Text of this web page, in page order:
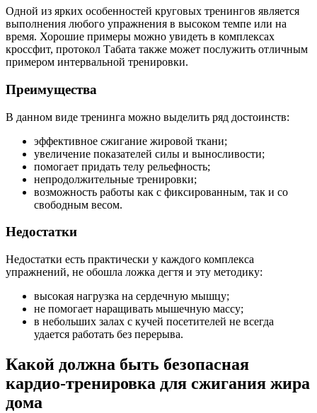
Одной из ярких особенностей круговых тренингов является
выполнения любого упражнения в высоком темпе или на
время. Хорошие примеры можно увидеть в комплексах
кроссфит, протокол Табата также может послужить отличным
примером интервальной тренировки.
Преимущества
В данном виде тренинга можно выделить ряд достоинств:
эффективное сжигание жировой ткани;
увеличение показателей силы и выносливости;
помогает придать телу рельефность;
непродолжительные тренировки;
возможность работы как с фиксированным, так и со
свободным весом.
Недостатки
Недостатки есть практически у каждого комплекса
упражнений, не обошла ложка дегтя и эту методику:
высокая нагрузка на сердечную мышцу;
не помогает наращивать мышечную массу;
в небольших залах с кучей посетителей не всегда
удается работать без перерыва.
Какой должна быть безопасная
кардио-тренировка для сжигания жира
дома